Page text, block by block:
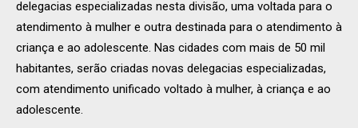
delegacias especializadas nesta divisão, uma voltada para o
atendimento à mulher e outra destinada para o atendimento à
criança e ao adolescente. Nas cidades com mais de 50 mil
habitantes, serão criadas novas delegacias especializadas,
com atendimento unificado voltado à mulher, à criança e ao
adolescente.